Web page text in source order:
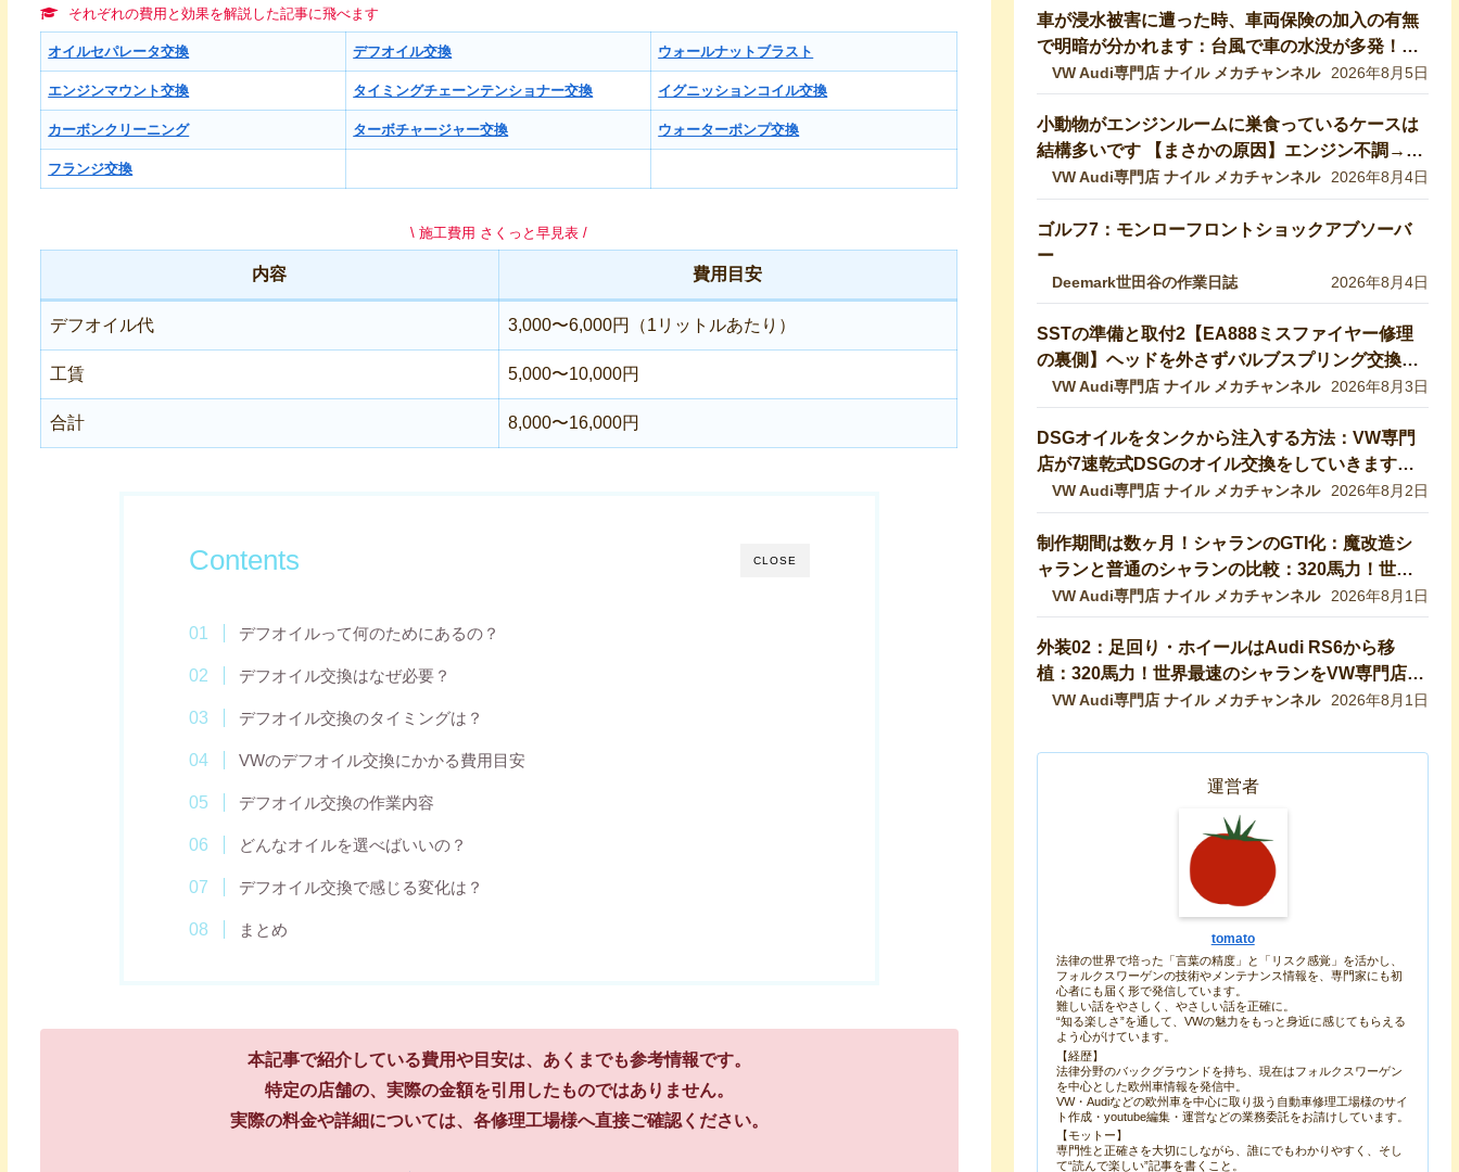
それぞれの費用と効果を解説した記事に飛べます
オイルセパレータ交換 デフオイル交換 ウォールナットブラスト
エンジンマウント交換 タイミングチェーンテンショナー交換 イグニッションコイル交換
カーボンクリーニング ターボチャージャー交換 ウォーターポンプ交換
フランジ交換
\ 施工費用 さくっと早見表 /
内容 費用目安
デフオイル代 3,000〜6,000円（1リットルあたり）
工賃 5,000〜10,000円
合計 8,000〜16,000円
CLOSE
Contents
デフオイルって何のためにあるの？
デフオイル交換はなぜ必要？
デフオイル交換のタイミングは？
VWのデフオイル交換にかかる費用目安
デフオイル交換の作業内容
どんなオイルを選べばいいの？
デフオイル交換で感じる変化は？
まとめ
本記事で紹介している費用や目安は、あくまでも参考情報です。
特定の店舗の、実際の金額を引用したものではありません。
実際の料金や詳細については、各修理工場様へ直接ご確認ください。
車が浸水被害に遭った時、車両保険の加入の有無
で明暗が分かれます：台風で車の水没が多発！冠
水車の見分け方や注意ポイントをVW専門店が解
説していきます！【VW修理】
VW Audi専門店 ナイル メカチャンネル 2026年8月5日
小動物がエンジンルームに巣食っているケースは
結構多いです 【まさかの原因】エンジン不調→開
けたら小動物の巣だった… 【VW修理】
VW Audi専門店 ナイル メカチャンネル 2026年8月4日
ゴルフ7：モンローフロントショックアブソーバ
ー
Deemark世田谷の作業日誌 2026年8月4日
SSTの準備と取付2【EA888ミスファイヤー修理
の裏側】ヘッドを外さずバルブスプリング交換！
特殊工具で行う実作業を完全公開 【VW修理】
VW Audi専門店 ナイル メカチャンネル 2026年8月3日
DSGオイルをタンクから注入する方法：VW専門
店が7速乾式DSGのオイル交換をしていきます！
DQ200【VW修理】
VW Audi専門店 ナイル メカチャンネル 2026年8月2日
制作期間は数ヶ月！シャランのGTI化：魔改造シ
ャランと普通のシャランの比較：320馬力！世界
最速のシャランをVW専門店が生み出したので紹
介します！ 【VW修理】
VW Audi専門店 ナイル メカチャンネル 2026年8月1日
外装02：足回り・ホイールはAudi RS6から移
植：320馬力！世界最速のシャランをVW専門店が
生み出したので紹介します！
VW Audi専門店 ナイル メカチャンネル 2026年8月1日
運営者
tomato
法律の世界で培った「言葉の精度」と「リスク感覚」を活かし、
フォルクスワーゲンの技術やメンテナンス情報を、専門家にも初
心者にも届く形で発信しています。
難しい話をやさしく、やさしい話を正確に。
“知る楽しさ”を通して、VWの魅力をもっと身近に感じてもらえる
よう心がけています。
【経歴】
法律分野のバックグラウンドを持ち、現在はフォルクスワーゲン
を中心とした欧州車情報を発信中。
VW・Audiなどの欧州車を中心に取り扱う自動車修理工場様のサイ
ト作成・youtube編集・運営などの業務委託をお請けしています。
【モットー】
専門性と正確さを大切にしながら、誰にでもわかりやすく、そし
て“読んで楽しい”記事を書くこと。